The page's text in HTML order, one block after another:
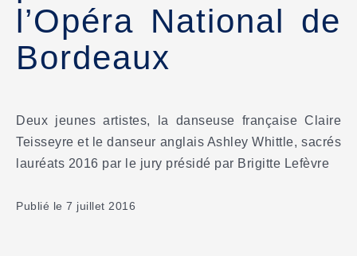
l’Opéra National de
Bordeaux
Deux jeunes artistes, la danseuse française Claire
Teisseyre et le danseur anglais Ashley Whittle, sacrés
lauréats 2016 par le jury présidé par Brigitte Lefèvre
Publié le 7 juillet 2016